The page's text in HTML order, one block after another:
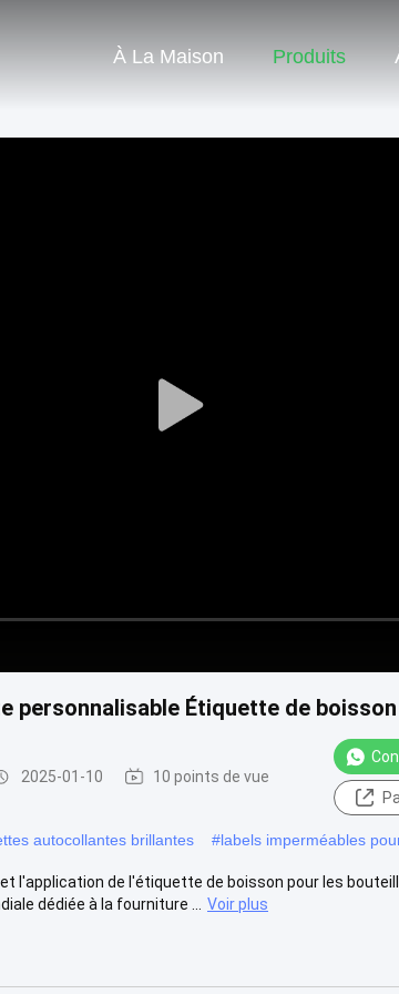
À La Maison Produits
Play
personnalisable Étiquette de boisson
2025-01-10 10 points de vue
autocollantes brillantes #labels imperméables
de l'étiquette de boisson pour les
dédiée à la fourniture ...
Voir plus